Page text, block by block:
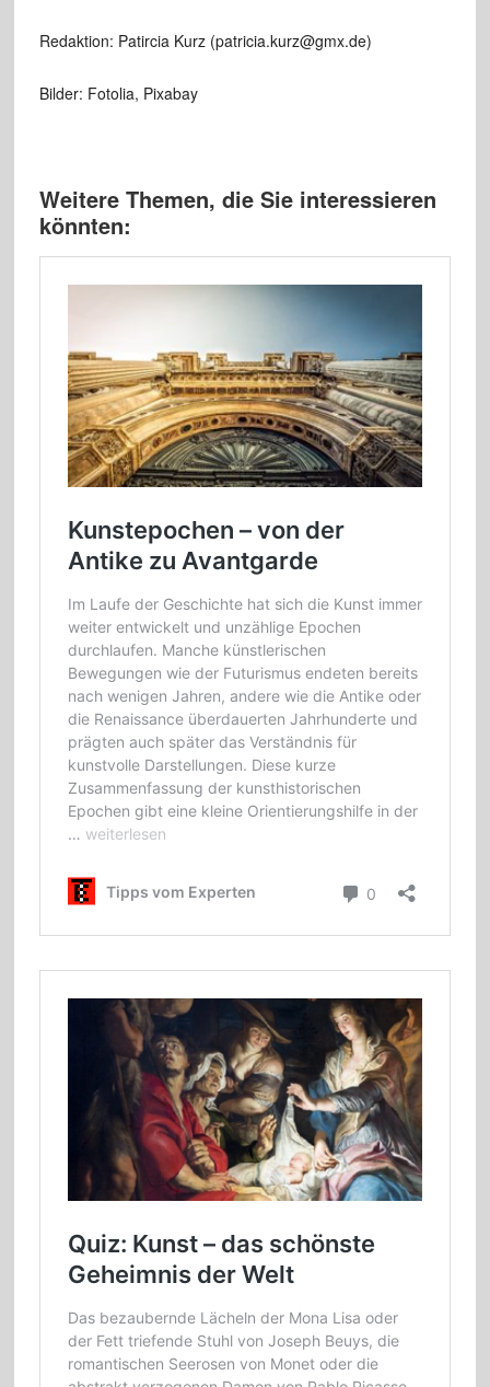
Redaktion: Patircia Kurz (patricia.kurz@gmx.de)
Bilder: Fotolia, Pixabay
Weitere Themen, die Sie interessieren
könnten: